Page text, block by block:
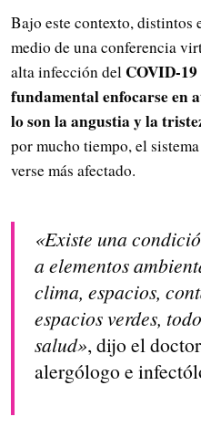
Bajo este contexto, distintos
medio de una conferencia
alta infección del COVID-19
fundamental enfocarse en
lo son la angustia y la
por mucho tiempo, el
verse más afectado.
«Existe una
a elementos
clima, espacios,
espacios verdes,
salud», dijo el
alergólogo e